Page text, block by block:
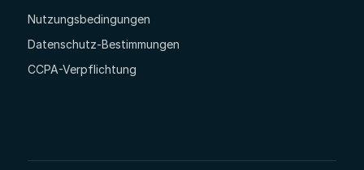
Nutzungsbedingungen
Datenschutz-Bestimmungen
CCPA-Verpflichtung